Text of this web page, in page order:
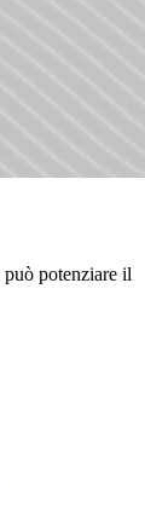
potenziare il